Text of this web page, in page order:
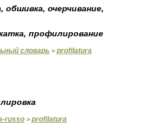
обшивка, очерчивание,
профилирование
словарь >profilatura
russo >profilatura